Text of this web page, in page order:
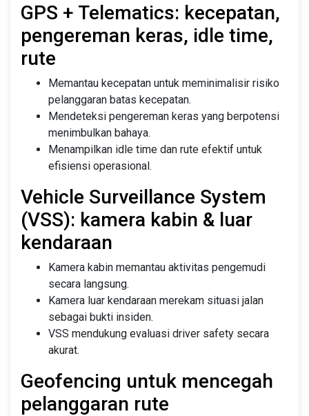
GPS + Telematics: kecepatan,
pengereman keras, idle time,
rute
Memantau kecepatan untuk meminimalisir risiko
pelanggaran batas kecepatan.
Mendeteksi pengereman keras yang berpotensi
menimbulkan bahaya.
Menampilkan idle time dan rute efektif untuk
efisiensi operasional.
Vehicle Surveillance System
(VSS): kamera kabin & luar
kendaraan
Kamera kabin memantau aktivitas pengemudi
secara langsung.
Kamera luar kendaraan merekam situasi jalan
sebagai bukti insiden.
VSS mendukung evaluasi driver safety secara
akurat.
Geofencing untuk mencegah
pelanggaran rute